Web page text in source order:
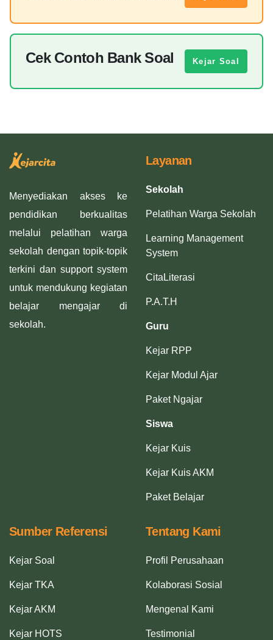
Cek Contoh Bank Soal Kejar Soal
Menyediakan akses ke
pendidikan berkualitas
melalui pelatihan warga
sekolah dengan topik-topik
terkini dan support system
untuk mendukung kegiatan
belajar mengajar di
sekolah.
Layanan
Sekolah
Pelatihan Warga Sekolah
Learning Management
System
CitaLiterasi
P.A.T.H
Guru
Kejar RPP
Kejar Modul Ajar
Paket Ngajar
Siswa
Kejar Kuis
Kejar Kuis AKM
Paket Belajar
Sumber Referensi
Kejar Soal
Kejar TKA
Kejar AKM
Kejar HOTS
Tentang Kami
Profil Perusahaan
Kolaborasi Sosial
Mengenal Kami
Testimonial